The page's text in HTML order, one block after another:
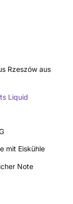
Rzeszów aus
Liquid
mit Eiskühle
Note